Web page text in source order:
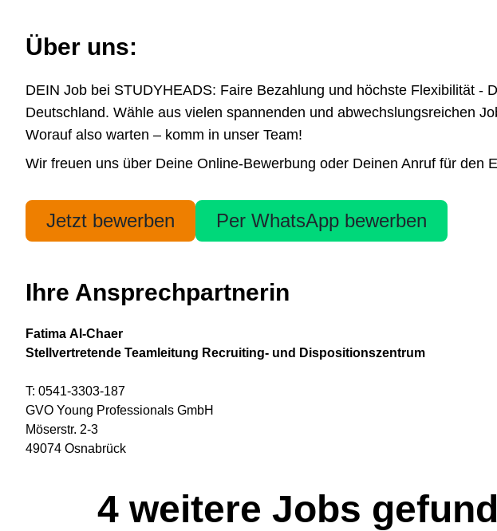
Über uns:
DEIN Job bei STUDYHEADS: Faire Bezahlung und höchste Flexibilität -
Deutschland. Wähle aus vielen spannenden und abwechslungsreichen
Worauf also warten – komm in unser Team!
Wir freuen uns über Deine Online-Bewerbung oder Deinen Anruf für den
Jetzt bewerben Per WhatsApp bewerben
Ihre Ansprechpartnerin
Fatima Al-Chaer
Stellvertretende Teamleitung Recruiting- und Dispositionszentrum
T: 0541-3303-187
GVO Young Professionals GmbH
Möserstr. 2-3
49074 Osnabrück
4 weitere Jobs